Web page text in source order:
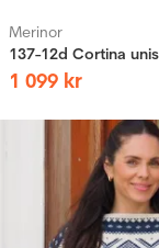
Merinor
1 099 kr